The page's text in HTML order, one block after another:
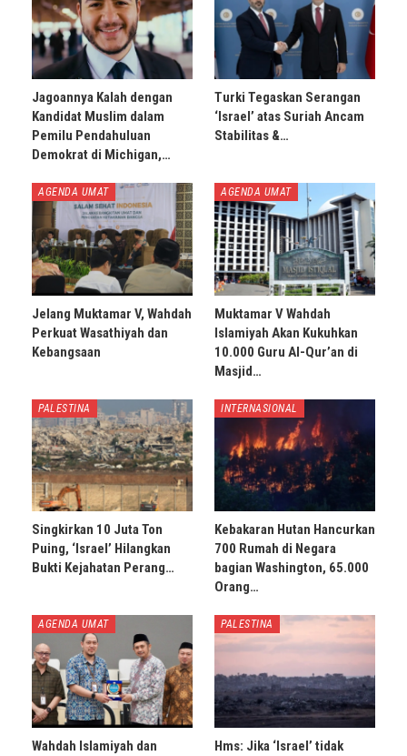
Jagoannya Kalah dengan
Kandidat Muslim dalam
Pemilu Pendahuluan
Demokrat di Michigan,…
Turki Tegaskan Serangan
‘Israel’ atas Suriah Ancam
Stabilitas &…
AGENDA UMAT
Jelang Muktamar V, Wahdah
Perkuat Wasathiyah dan
Kebangsaan
AGENDA UMAT
Muktamar V Wahdah
Islamiyah Akan Kukuhkan
10.000 Guru Al-Qur’an di
Masjid…
PALESTINA
Singkirkan 10 Juta Ton
Puing, ‘Israel’ Hilangkan
Bukti Kejahatan Perang…
INTERNASIONAL
Kebakaran Hutan Hancurkan
700 Rumah di Negara
bagian Washington, 65.000
Orang…
AGENDA UMAT
Wahdah Islamiyah dan
PALESTINA
Hms: Jika ‘Israel’ tidak